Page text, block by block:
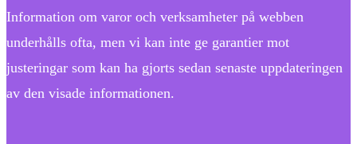
Information om varor och verksamheter på webben
underhålls ofta, men vi kan inte ge garantier mot
justeringar som kan ha gjorts sedan senaste uppdateringen
av den visade informationen.